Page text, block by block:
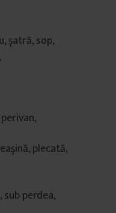
șatră, sop,
plecată,
perdea,